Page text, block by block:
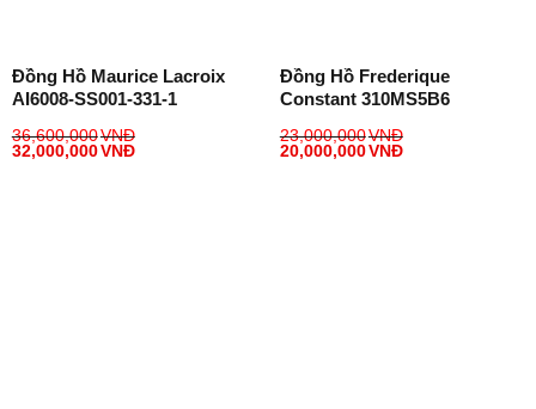
Đồng Hồ Maurice Lacroix
AI6008-SS001-331-1
36,600,000VNĐ
32,000,000VNĐ
Đồng Hồ Frederique
Constant 310MS5B6
23,000,000VNĐ
20,000,000VNĐ